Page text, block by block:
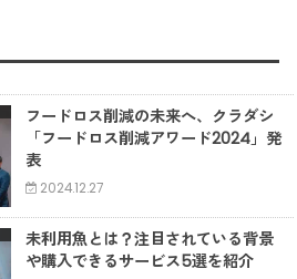
フードロス削減の未来へ、クラダシ
「フードロス削減アワード2024」発
表
2024.12.27
未利用魚とは？注目されている背景
や購入できるサービス5選を紹介